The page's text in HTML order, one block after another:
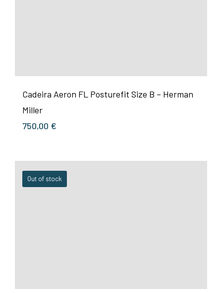
Cadeira Aeron FL Posturefit Size B – Herman
Miller
750,00 €
Out of stock